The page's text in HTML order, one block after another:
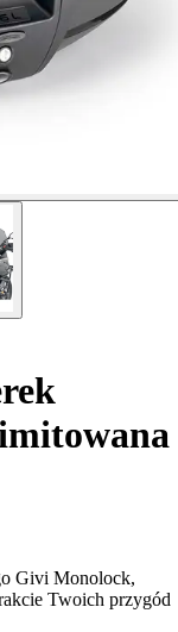
Givi Monolock,
Twoich przygód